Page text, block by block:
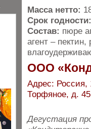
Масса нетто:
Срок
Состав: пюре
агент –
ООО
Адрес: Россия,
Торфяное, д. 45
Дегустация